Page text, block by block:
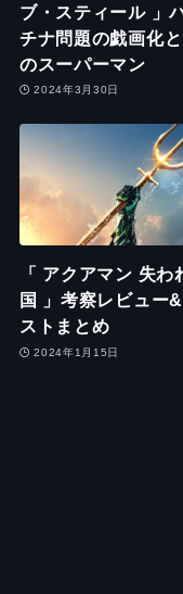
ブ・スティール 」
チナ問題の戯画化
のスーパーマン
2024年3月30日
「 アクアマン 失わ
国 」考察レビュー
ストまとめ
2024年1月15日